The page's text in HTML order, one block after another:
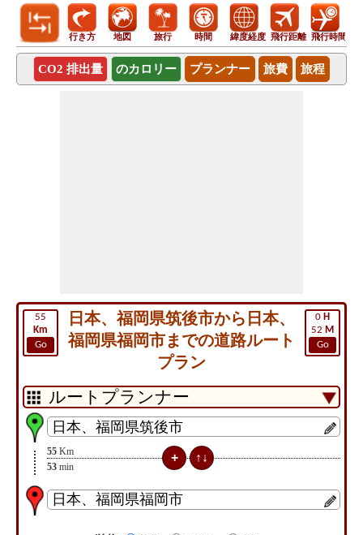
行き方 地図 旅行 時間 緯度経度 飛行距離 飛行時間
CO2 排出量 のカロリー プランナー 旅費 旅程
55
Km
Go
0 H
52 M
Go
日本、福岡県筑後市から日本、
福岡県福岡市までの道路ルート
プラン
55 Km
53 min